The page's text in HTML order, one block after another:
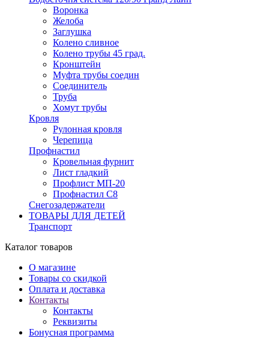
Воронка
Желоба
Заглушка
Колено сливное
Колено трубы 45 град.
Кронштейн
Муфта трубы соедин
Соединитель
Труба
Хомут трубы
Кровля
Рулонная кровля
Черепица
Профнастил
Кровельная фурнит
Лист гладкий
Профлист МП-20
Профнастил С8
Снегозадержатели
ТОВАРЫ ДЛЯ ДЕТЕЙ
Транспорт
Каталог товаров
О магазине
Товары со скидкой
Оплата и доставка
Контакты
Контакты
Реквизиты
Бонусная программа